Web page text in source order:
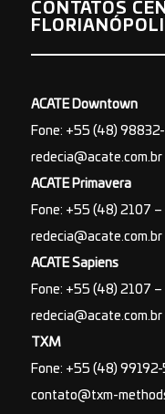
CONTATOS
ACATE Downtown
Fone: +55 (48)
redecia@acate.com.br
ACATE Primavera
Fone: +55 (48) 2107
redecia@acate.com.br
ACATE Sapiens
Fone: +55 (48) 2107
redecia@acate.com.br
TXM
Fone: +55 (48)
contato@txm-